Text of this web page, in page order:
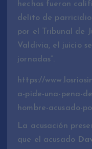
hechos fueron
delito de
por el Tribunal de
Valdivia, el juicio
jornadas”.
https://
a-pide-una-pena-
hombre-acusado-
La acusación
que el acusado